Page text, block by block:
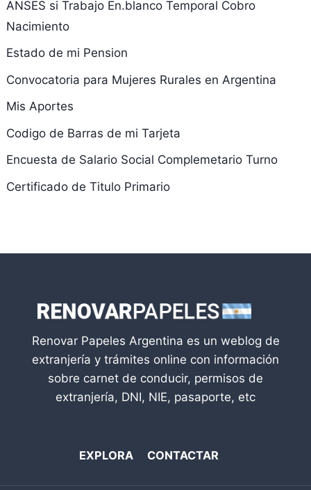
ANSES si Trabajo En.blanco Temporal Cobro
Nacimiento
Estado de mi Pension
Convocatoria para Mujeres Rurales en Argentina
Mis Aportes
Codigo de Barras de mi Tarjeta
Encuesta de Salario Social Complemetario Turno
Certificado de Titulo Primario
Renovar Papeles Argentina es un weblog de
extranjería y trámites online con información
sobre carnet de conducir, permisos de
extranjería, DNI, NIE, pasaporte, etc
EXPLORA CONTACTAR